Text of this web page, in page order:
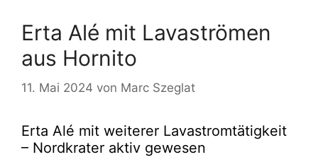
Erta Alé mit Lavaströmen
aus Hornito
11. Mai 2024 von Marc Szeglat
Erta Alé mit weiterer Lavastromtätigkeit
– Nordkrater aktiv gewesen